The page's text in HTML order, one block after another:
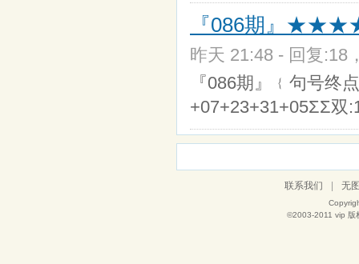
『086期』
昨天 21:48 - 回复:18
『086期』﹛句号终
+07+23+31+05ΣΣ双
联系我们 无
©2003-2011 vip 版